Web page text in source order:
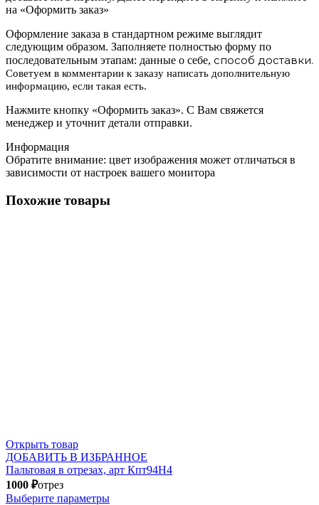
на «Оформить заказ»
Оформление заказа в стандартном режиме выглядит
следующим образом. Заполняете полностью форму по
последовательным этапам: данные о себе, способ доставки.
Советуем в комментарии к заказу написать дополнительную
информацию, если такая есть.
Нажмите кнопку «Оформить заказ». С Вам свяжется
менеджер и уточнит детали отправки.
Информация
Обратите внимание: цвет изображения может отличаться в
зависимости от настроек вашего монитора
Похожие товары
Открыть товар
ДОБАВИТЬ В ИЗБРАННОЕ
Пальтовая в отрезах, арт Кпт94Н4
1000 ₽отрез
Выберите параметры